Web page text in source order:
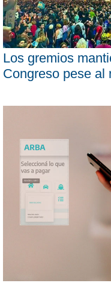
Los gremios
Congreso pese al